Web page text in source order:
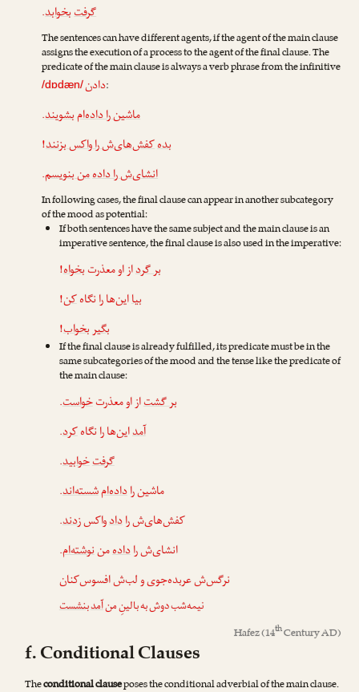
گرفتبخوابد.
The sentences can have different agents, if the agent of the main clause
assigns the execution of a process to the agent of the final clause. The
predicate of the main clause is always a verb phrase from the infinitive
/dɒdæn/دادن:
ماشین را داده‌امبشویند.
بدهکفش‌های‌ش را واکس بزنند!
انشای‌ش را دادهمن بنویسم.
In following cases, the final clause can appear in another subcategory
of the mood as potential:
If both sentences have the same subject and the main clause is an
imperative sentence, the final clause is also used in the imperative:
بر گرداز او معذرتبخواه!
بیااین‌ها را نگاهکن!
بگیربخواب!
If the final clause is already fulfilled, its predicate must be in the
same subcategories of the mood and the tense like the predicate of
the main clause:
بر گشتاز او معذرتخواست.
آمداین‌ها را نگاهکرد.
گرفتخوابید.
ماشین راداده‌امشسته‌اند.
کفش‌های‌ش رادادواکسزدند.
انشای‌ش رادادهمننوشته‌ام.
نرگس‌ش عربده‌جوی و لب‌ش افسوس‌کنان
نیمه‌شب دوش به بالینِ منآمدبنشست
Hafez(14thCentury AD)
f. Conditional Clauses
Theconditional clauseposes the conditional adverbial of the main clause.